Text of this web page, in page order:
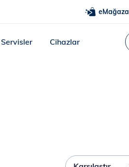
eMağaza
Cihazlar